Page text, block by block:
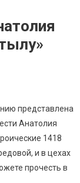
представлена
Анатолия
1418
и в цехах
прочесть в